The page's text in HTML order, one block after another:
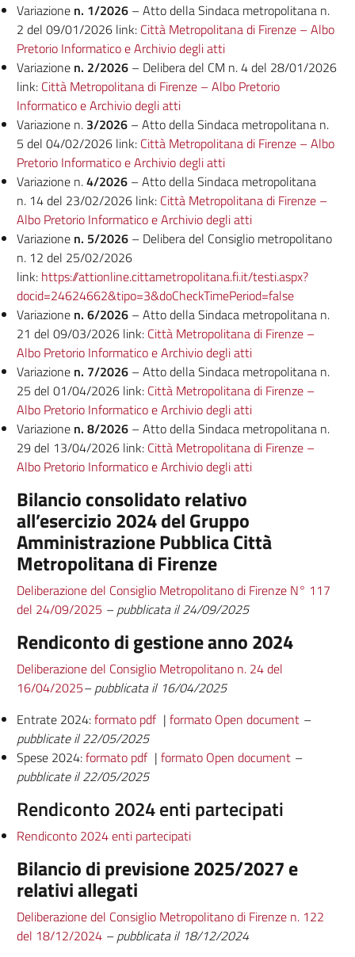
Variazione n. 1/2026– Atto della Sindaca metropolitana n.
2 del 09/01/2026 link: Città Metropolitana di Firenze – Albo
Pretorio Informatico e Archivio degli atti
Variazione n. 2/2026– Delibera del CM n. 4 del 28/01/2026
link: Città Metropolitana di Firenze – Albo Pretorio
Informatico e Archivio degli atti
Variazione n. 3/2026 – Atto della Sindaca metropolitana n.
5 del 04/02/2026 link: Città Metropolitana di Firenze – Albo
Pretorio Informatico e Archivio degli atti
Variazione n.4/2026– Atto della Sindaca metropolitana
n. 14 del 23/02/2026 link: Città Metropolitana di Firenze –
Albo Pretorio Informatico e Archivio degli atti
Variazione n. 5/2026– Delibera del Consiglio metropolitano
n. 12 del 25/02/2026
link: https://attionline.cittametropolitana.fi.it/testi.aspx?
docid=24624662&tipo=3&doCheckTimePeriod=false
Variazione n. 6/2026– Atto della Sindaca metropolitana n.
21 del 09/03/2026 link: Città Metropolitana di Firenze –
Albo Pretorio Informatico e Archivio degli atti
Variazione n. 7/2026– Atto della Sindaca metropolitana n.
25 del 01/04/2026 link: Città Metropolitana di Firenze –
Albo Pretorio Informatico e Archivio degli atti
Variazione n. 8/2026– Atto della Sindaca metropolitana n.
29 del 13/04/2026 link: Città Metropolitana di Firenze –
Albo Pretorio Informatico e Archivio degli atti
Bilancio consolidato relativo
all’esercizio 2024 del Gruppo
Amministrazione Pubblica Città
Metropolitana di Firenze
Deliberazione del Consiglio Metropolitano di Firenze N° 117
del 24/09/2025 – pubblicata il 24/09/2025
Rendiconto di gestione anno 2024
Deliberazione del Consiglio Metropolitano n. 24 del
16/04/2025– pubblicata il 16/04/2025
Entrate 2024:formato pdf | formato Open document–
pubblicate il 22/05/2025
Spese 2024:formato pdf | formato Open document–
pubblicate il 22/05/2025
Rendiconto 2024 enti partecipati
Rendiconto 2024 enti partecipati
Bilancio di previsione 2025/2027 e
relativi allegati
Deliberazione del Consiglio Metropolitano di Firenze n. 122
del 18/12/2024– pubblicata il 18/12/2024